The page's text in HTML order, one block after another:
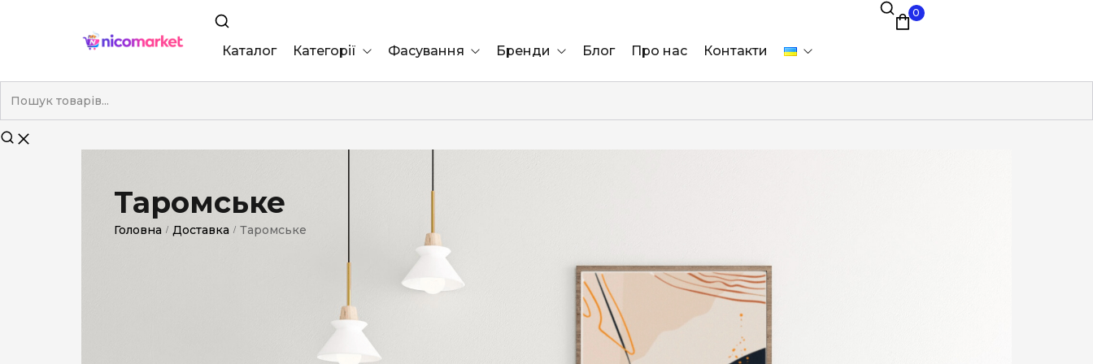
Каталог Категорії
Nano
Без фільтра
Смакові (капсула)
Фасування Бренди Блог Про нас Контакти
0
Таромське
Головна / Доставка / Таромське